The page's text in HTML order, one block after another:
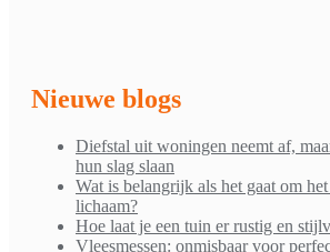
Nieuwe blogs
Diefstal uit woningen neemt af,
hun slag slaan
Wat is belangrijk als het gaat om
lichaam?
Hoe laat je een tuin er rustig en
Vleesmessen: onmisbaar voor